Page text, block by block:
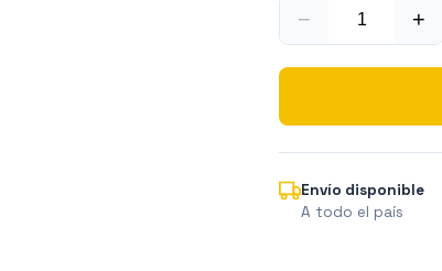
− +
Envío disponible
A todo el país